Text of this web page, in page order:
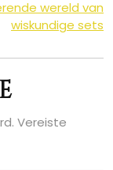
wereld van
wiskundige sets
Vereiste